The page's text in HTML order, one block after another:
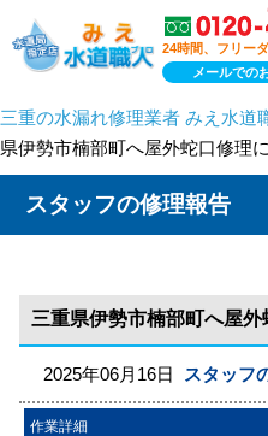
24時間、フリー
メールでの
三重の水漏れ修理業者 みえ水道
県伊勢市楠部町へ屋外蛇口修理
スタッフの修理報告
三重県伊勢市楠部町へ屋外
2025年06月16日 スタッフ
作業詳細